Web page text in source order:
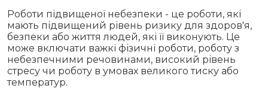
Роботи підвищеної небезпеки - це роботи, які
мають підвищений рівень ризику для здоров'я,
безпеки або життя людей, які її виконують. Це
може включати важкі фізичні роботи, роботу з
небезпечними речовинами, високий рівень
стресу чи роботу в умовах великого тиску або
температур.